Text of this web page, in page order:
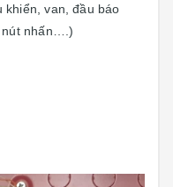
khiển, van, đầu báo
nút nhấn….)